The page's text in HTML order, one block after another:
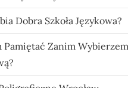
Dobra Szkoła Językowa?
Pamiętać Zanim